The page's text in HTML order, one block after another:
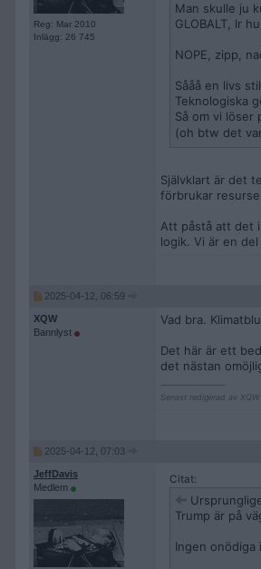
Reg: Mar 2010
Inlägg: 26 745
Man skulle ju
GLOBALT, lr
NOPE, zipp,
Sååå en livs
Teknologiska
Så om vi
(oh btw det
Självklart är det
förbrukar
Att påstå att det
logik. Vi är en
2025-04-12, 06:59
XQW
Bannlyst
Vad bra.
Det här är ett
det nästan
Senast redigerad av
2025-04-12, 07:03
JeffDavis
Medlem
Citat:
Trump är på
Ingen